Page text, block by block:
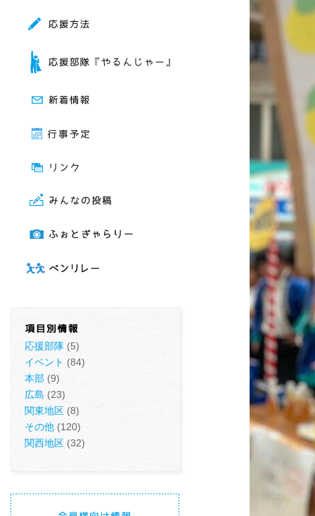
応援部隊 (5)
イベント (84)
本部 (9)
広島 (23)
関東地区 (8)
その他 (120)
関西地区 (32)